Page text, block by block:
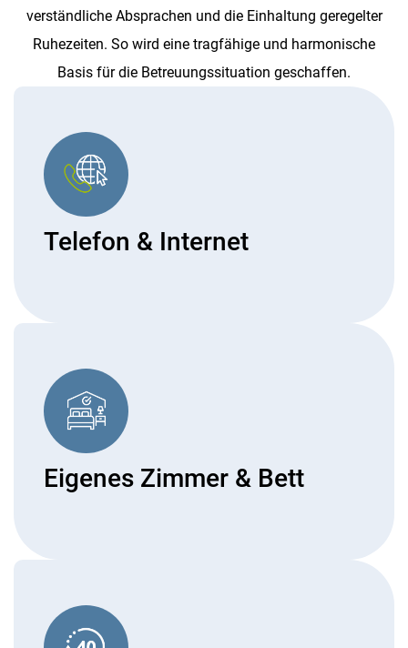
verständliche Absprachen und die Einhaltung geregelter
Ruhezeiten. So wird eine tragfähige und harmonische
Basis für die Betreuungssituation geschaffen.
Telefon & Internet
Eigenes Zimmer & Bett